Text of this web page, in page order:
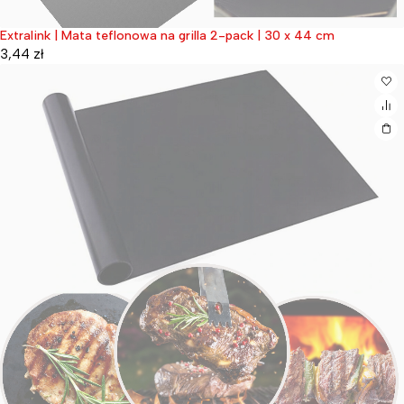
Wyprzedane
Extralink | Mata teflonowa na grilla 2-pack | 30 x 44 cm
3,44 zł